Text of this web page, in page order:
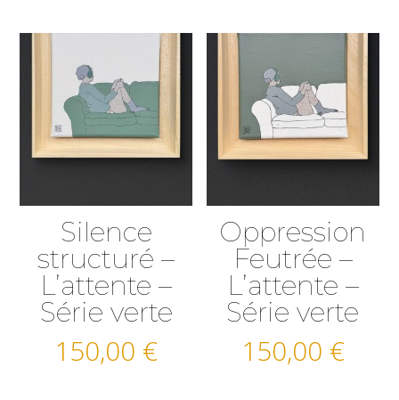
Silence
structuré –
L’attente –
Série verte
150,00 €
Oppression
Feutrée –
L’attente –
Série verte
150,00 €